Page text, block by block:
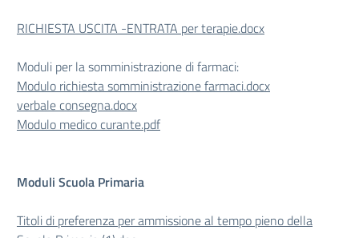
RICHIESTA USCITA -ENTRATA per terapie.docx
Moduli per la somministrazione di farmaci:
Modulo richiesta somministrazione farmaci.docx
verbale consegna.docx
Modulo medico curante.pdf
Moduli Scuola Primaria
Titoli di preferenza per ammissione al tempo pieno della